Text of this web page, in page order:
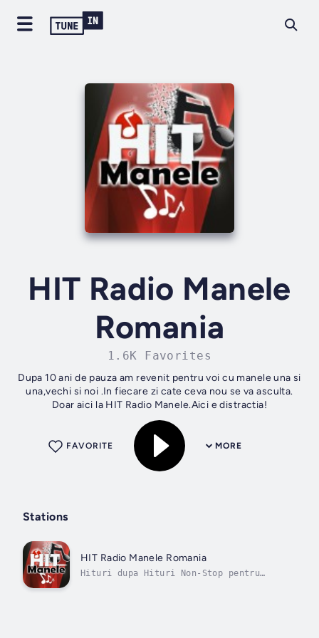
HIT Radio Manele
Romania
1.6K Favorites
Dupa 10 ani de pauza am revenit pentru voi cu manele una si
una,vechi si noi .In fiecare zi cate ceva nou se va asculta.
Doar aici la HIT Radio Manele.Aici e distractia!
MORE
FAVORITE
Stations
HIT Radio Manele Romania
Hituri dupa Hituri Non-Stop pentru